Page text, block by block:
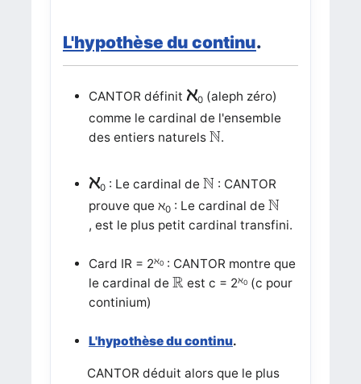
L'hypothèse du continu.
CANTOR définit ℵ0(aleph zéro)
comme le cardinal de l'ensemble
des entiers naturels N
N.
ℵ0: Le cardinal de N
N : CANTOR
prouve que ℵ0: Le cardinal de N
N
, est le plus petit cardinal transfini.
Card IR = 2ℵ0: CANTOR montre que
le cardinal de R
R est c = 2ℵ0(c pour
continium)
L'hypothèse du continu.
CANTOR déduit alors que le plus